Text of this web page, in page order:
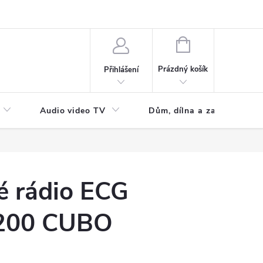
Přihlášení
NÁKUPNÍ
Prázdný košík
Audio video TV Dům, dílna a zahrada
rádio ECG
CUBO